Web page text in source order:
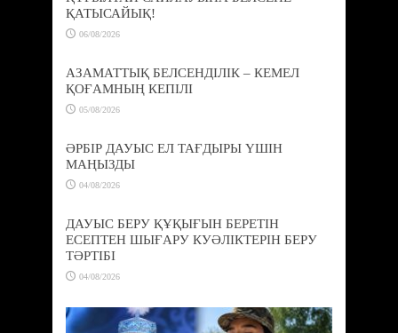
ҚАТЫСАЙЫҚ!
06/08/2026
АЗАМАТТЫҚ БЕЛСЕНДІЛІК – КЕМЕЛ
ҚОҒАМНЫҢ КЕПІЛІ
05/08/2026
ӘРБІР ДАУЫС ЕЛ ТАҒДЫРЫ ҮШІН
МАҢЫЗДЫ
04/08/2026
ДАУЫС БЕРУ ҚҰҚЫҒЫН БЕРЕТІН
ЕСЕПТЕН ШЫҒАРУ КУӘЛІКТЕРІН БЕРУ
ТӘРТІБІ
04/08/2026